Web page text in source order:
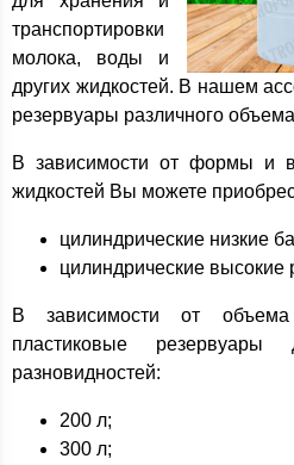
транспортировки
молока, воды и
других жидкостей. В нашем
резервуары различного
В зависимости от формы и
жидкостей Вы можете
цилиндрические низкие
цилиндрические
В зависимости от
пластиковые
разновидностей:
200 л;
300 л;